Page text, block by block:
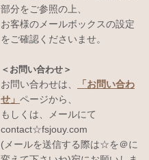
部分をご参照の上、
お客様のメールボックスの設定
をご確認くださいませ。
＜お問い合わせ＞
お問い合わせは、
「お問い合わ
せ」 ページから、
もしくは、メールにて
contact☆fsjouy.com
(メールを送信する際は☆を＠に